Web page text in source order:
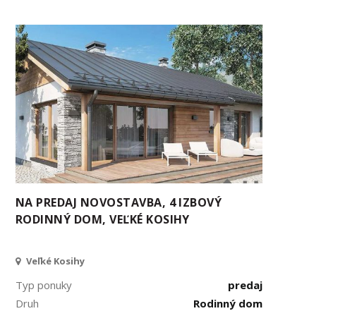
NA PREDAJ NOVOSTAVBA, 4 IZBOVÝ
RODINNÝ DOM, VEĽKÉ KOSIHY
Veľké Kosihy
Typ ponuky
predaj
Druh
Rodinný dom